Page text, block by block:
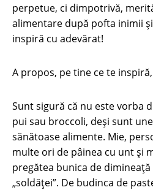
perpetue, ci dimpotrivă,
alimentare după pofta inimii
inspiră cu adevărat!
A propos, pe tine ce te
Sunt sigură că nu este vorba
pui sau broccoli, deşi sunt
sănătoase alimente. Mie,
multe ori de pâinea cu unt şi
pregătea bunica de
„soldăţei”. De budinca de